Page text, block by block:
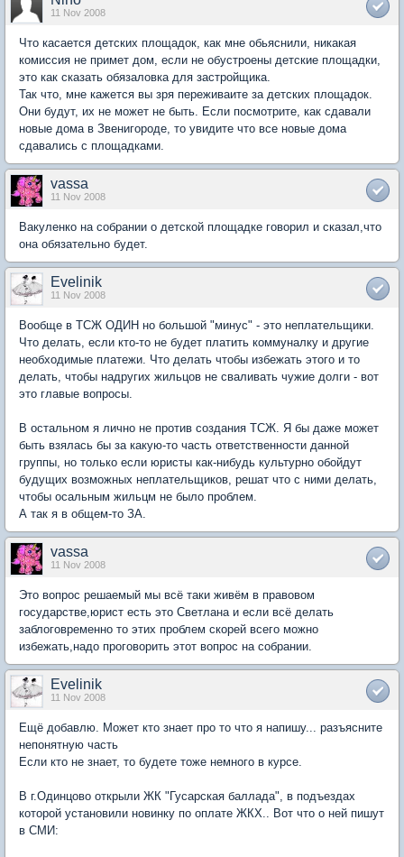
11 Nov 2008
Что касается детских площадок, как мне обьяснили, никакая
комиссия не примет дом, если не обустроены детские площадки,
это как сказать обязаловка для застройщика.
Так что, мне кажется вы зря переживаите за детских площадок.
Они будут, их не может не быть. Если посмотрите, как сдавали
новые дома в Звенигороде, то увидите что все новые дома
сдавались с площадками.
vassa
11 Nov 2008
Вакуленко на собрании о детской площадке говорил и сказал,что
она обязательно будет.
Evelinik
11 Nov 2008
Вообще в ТСЖ ОДИН но большой "минус" - это неплательщики.
Что делать, если кто-то не будет платить коммуналку и другие
необходимые платежи. Что делать чтобы избежать этого и то
делать, чтобы надругих жильцов не сваливать чужие долги - вот
это главые вопросы.
В остальном я лично не против создания ТСЖ. Я бы даже может
быть взялась бы за какую-то часть ответственности данной
группы, но только если юристы как-нибудь культурно обойдут
будущих возможных неплательщиков, решат что с ними делать,
чтобы осальным жильцм не было проблем.
А так я в общем-то ЗА.
vassa
11 Nov 2008
Это вопрос решаемый мы всё таки живём в правовом
государстве,юрист есть это Светлана и если всё делать
заблоговременно то этих проблем скорей всего можно
избежать,надо проговорить этот вопрос на собрании.
Evelinik
11 Nov 2008
Ещё добавлю. Может кто знает про то что я напишу... разъясните
непонятную часть
Если кто не знает, то будете тоже немного в курсе.
В г.Одинцово открыли ЖК "Гусарская баллада", в подъездах
которой установили новинку по оплате ЖКХ.. Вот что о ней пишут
в СМИ: